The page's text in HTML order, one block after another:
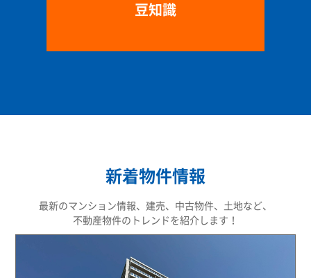
豆知識
新着物件情報
最新のマンション情報、建売、中古物件、土地など、
不動産物件のトレンドを紹介します！